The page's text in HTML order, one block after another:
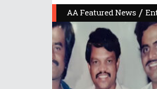
AA Featured News /